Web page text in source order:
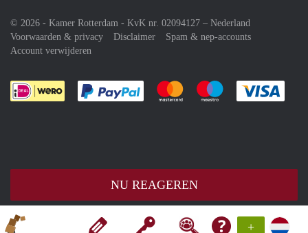
+
NU REAGEREN
© 2026 - Kamer Rotterdam - KvK nr. 02094127 – Nederland
Voorwaarden & privacy
Disclaimer
Spam & nep-accounts
Account verwijderen
Je rekent gemakkelijk af met Paypal
Je rekent gemakkelijk af met
Je rekent